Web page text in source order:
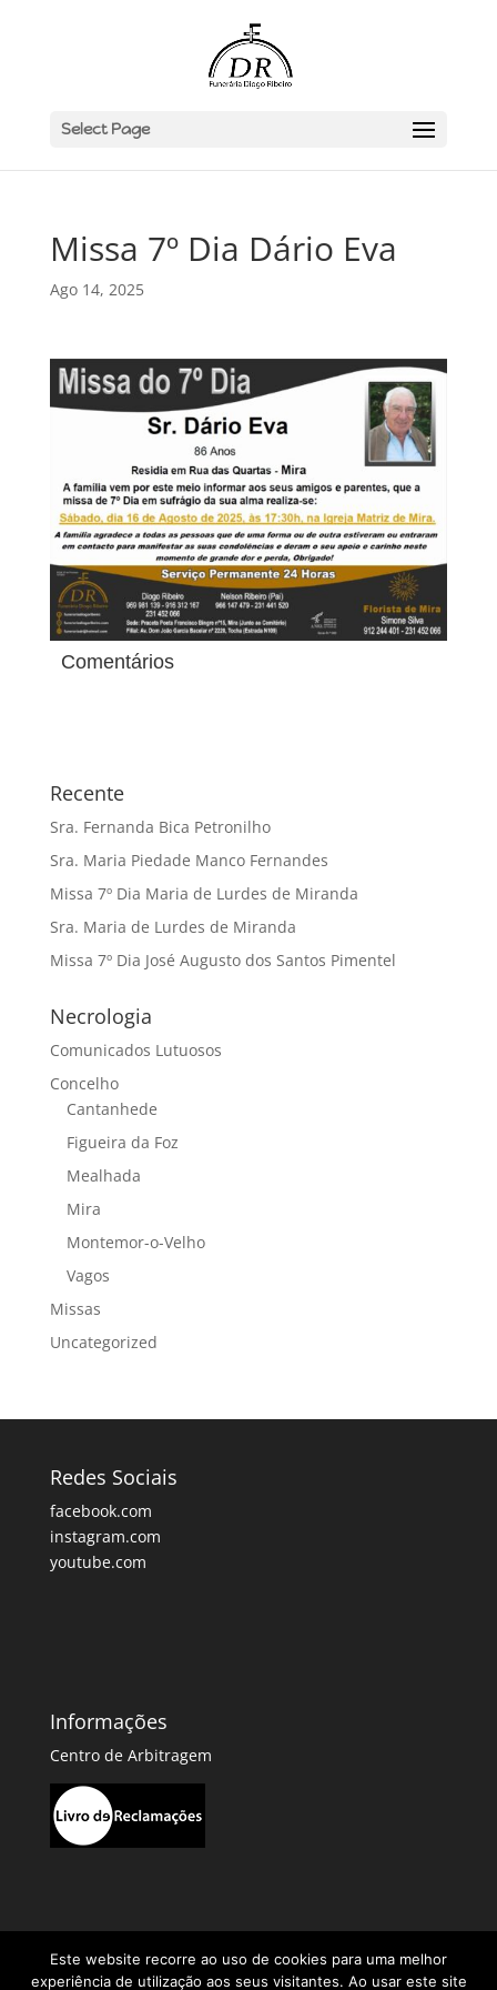
Select Page
Missa 7º Dia Dário Eva
Ago 14, 2025
Comentários
Recente
Sra. Fernanda Bica Petronilho
Sra. Maria Piedade Manco Fernandes
Missa 7º Dia Maria de Lurdes de Miranda
Sra. Maria de Lurdes de Miranda
Missa 7º Dia José Augusto dos Santos Pimentel
Necrologia
Comunicados Lutuosos
Concelho
Cantanhede
Figueira da Foz
Mealhada
Mira
Montemor-o-Velho
Vagos
Missas
Uncategorized
Redes Sociais
facebook.com
instagram.com
youtube.com
Informações
Centro de Arbitragem
Este website recorre ao uso de cookies para uma melhor
experiência de utilização aos seus visitantes. Ao usar este site